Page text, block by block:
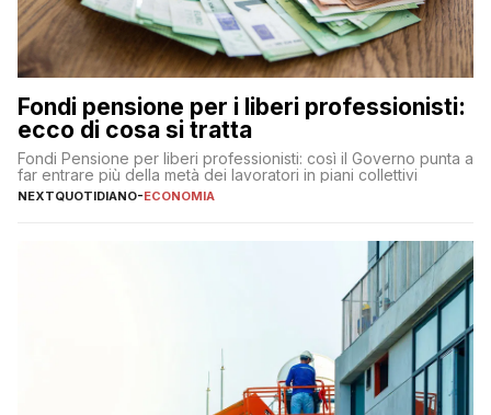
Fondi pensione per i liberi professionisti:
ecco di cosa si tratta
Fondi Pensione per liberi professionisti: così il Governo punta a
far entrare più della metà dei lavoratori in piani collettivi
NEXTQUOTIDIANO-ECONOMIA